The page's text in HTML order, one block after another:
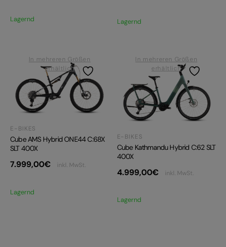
Lagernd Lagernd
In mehreren Größen
erhältlich
E-BIKES
Cube AMS Hybrid ONE44 C:68X
SLT 400X
7.999,00€ inkl. MwSt.
Lagernd
In mehreren Größen
erhältlich
E-BIKES
Cube Kathmandu Hybrid C:62 SLT
400X
4.999,00€ inkl. MwSt.
Lagernd